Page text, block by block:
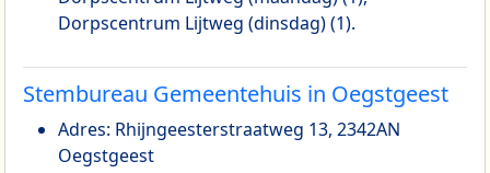
Dorpscentrum Lijtweg (dinsdag) (1).
Stembureau Gemeentehuis in Oegstgeest
Adres: Rhijngeesterstraatweg 13, 2342AN
Oegstgeest